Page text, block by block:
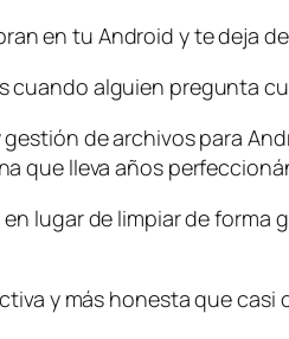
en tu Android y te deja
cuando alguien pregunta
de archivos para
que lleva años
lugar de limpiar de
y más honesta que